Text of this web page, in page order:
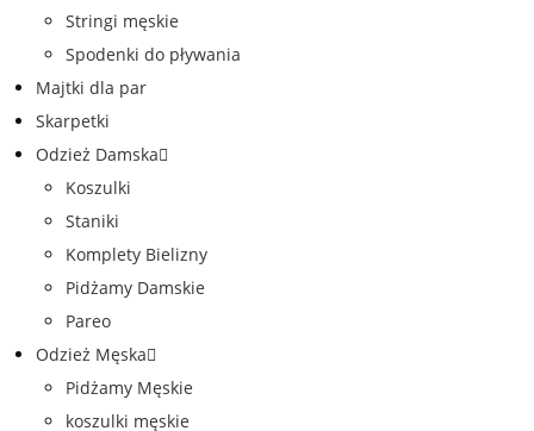
Stringi męskie
Spodenki do pływania
Majtki dla par
Skarpetki
Odzież Damska
Koszulki
Staniki
Komplety Bielizny
Pidżamy Damskie
Pareo
Odzież Męska
Pidżamy Męskie
koszulki męskie